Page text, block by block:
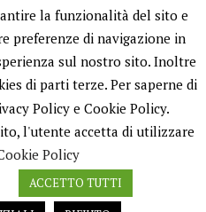
la funzionalità del sito e
preferenze di navigazione in
sul nostro sito. Inoltre
di parti terze. Per saperne di
Policy e Cookie Policy.
l'utente accetta di utilizzare
Policy
ACCETTO TUTTI